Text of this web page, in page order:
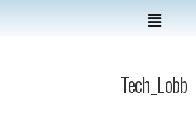
Tech_Lobb